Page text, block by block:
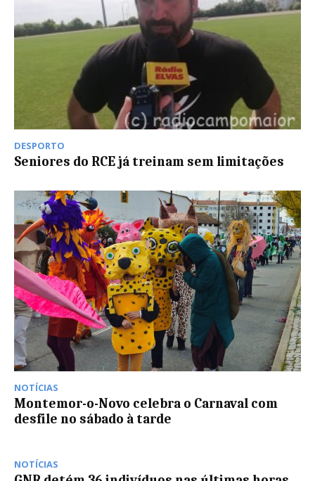
DESPORTO
Seniores do RCE já treinam sem limitações
NOTÍCIAS
Montemor-o-Novo celebra o Carnaval com
desfile no sábado à tarde
NOTÍCIAS